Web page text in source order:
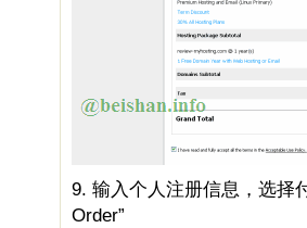
9. 输入个人注册信息，选择
Order”